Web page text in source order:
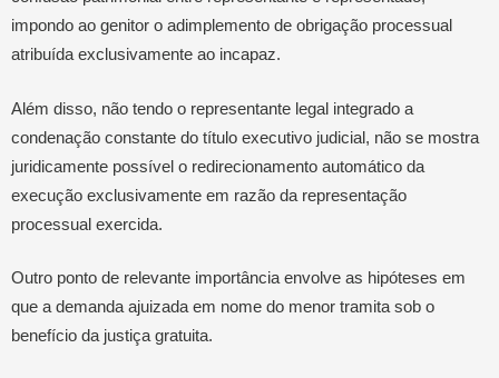
impondo ao genitor o adimplemento de obrigação processual
atribuída exclusivamente ao incapaz.
Além disso, não tendo o representante legal integrado a
condenação constante do título executivo judicial, não se mostra
juridicamente possível o redirecionamento automático da
execução exclusivamente em razão da representação
processual exercida.
Outro ponto de relevante importância envolve as hipóteses em
que a demanda ajuizada em nome do menor tramita sob o
benefício da justiça gratuita.